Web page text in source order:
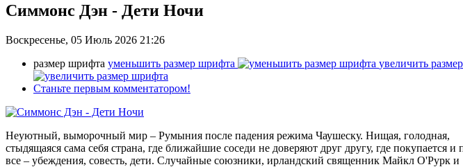
Симмонс Дэн - Дети Ночи
Воскресенье, 05 Июль 2026 21:26
размер шрифта уменьшить размер шрифта увеличить
Станьте первым комментатором!
Неуютный, выморочный мир – Румыния после падения режима Чаушеску. Нищая, голодная,
стыдящаяся сама себя страна, где ближайшие соседи не доверяют друг другу, где покупается и
все – убеждения, совесть, дети. Случайные союзники, ирландский священник Майкл О'Рурк и